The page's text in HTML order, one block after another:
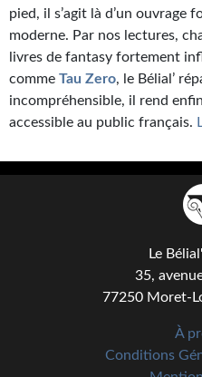
pied, il s’agit là d’un ouvrage
moderne. Par nos lectures,
livres de fantasy fortement
comme Tau Zero, le Bélial’
incompréhensible, il rend
accessible au public français.
Le
35,
77250 Moret-
À
Conditions